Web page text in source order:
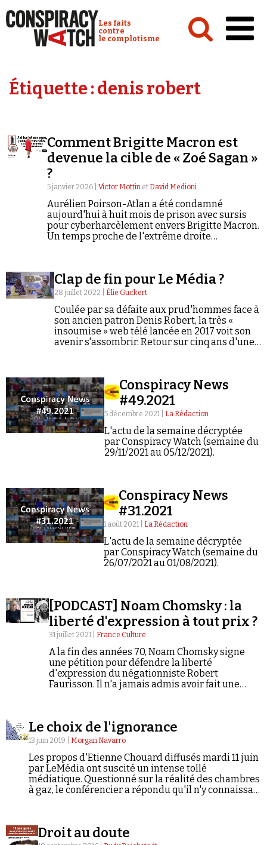
Conspiracy Watch :
Les faits
contre
le complotisme
Analyses
Vidéos
Émissions
Revues de presse
Demander à Vera
Se connecter
Étiquette :denis robert
Comment Brigitte Macron est
devenue la cible de « Zoé Sagan »
?
5 janvier 2026 |Victor Mottin et David Medioni
Aurélien Poirson-Atlan a été condamné
aujourd'hui à huit mois de prison avec sursis
pour cyberharcèlement envers Brigitte Macron.
Un temps proche de l'extrême droite
Clap de fin pour Le Média ?
28 juillet 2022 | Élie Guckert
Coulée par sa défaite aux prud'hommes face à
son ancien patron Denis Robert, la très «
insoumise » web télé lancée en 2017 voit son
avenir s'assombrir. Retour sur cinq ans d'une
Conspiracy News
#49.2021
5 décembre 2021 | La Rédaction
L'actu de la semaine décryptée
par Conspiracy Watch (semaine du
29/11/2021 au 05/12/2021).
Conspiracy News
#31.2021
1 août 2021 | La Rédaction
L'actu de la semaine décryptée
par Conspiracy Watch (semaine du
26/07/2021 au 01/08/2021).
[PODCAST] Noam Chomsky : la
liberté d'expression à tout prix ?
31 juillet 2021 | France Culture
A la fin des années 70, Noam Chomsky signe
une pétition pour défendre la liberté
d'expression du négationniste Robert
Faurisson. Il n'a jamais admis avoir fait une
Le choix de l'ignorance
13 juin 2019 | Morgan Navarro
Les propos d'Etienne Chouard diffusés mardi 11 juin
par LeMédia ont suscité un intense tollé
médiatique. Questionné sur la réalité des chambres
à gaz, le conférencier a répondu qu'il n'y connaissait
nient ? Comme pour le racisme ! On a fait la
Droit au doute